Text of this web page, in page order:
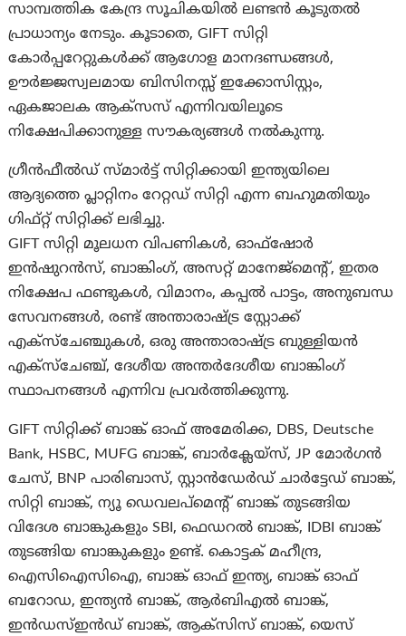
സാമ്പത്തിക കേന്ദ്ര സൂചികയിൽ ലണ്ടൻ കൂടുതൽ
പ്രാധാന്യം നേടും. കൂടാതെ, GIFT സിറ്റി
കോർപ്പറേറ്റുകൾക്ക് ആഗോള മാനദണ്ഡങ്ങൾ,
ഊർജ്ജസ്വലമായ ബിസിനസ്സ് ഇക്കോസിസ്റ്റം,
ഏകജാലക ആക്സസ് എന്നിവയിലൂടെ
നിക്ഷേപിക്കാനുള്ള സൗകര്യങ്ങൾ നൽകുന്നു.
ഗ്രീൻഫീൽഡ് സ്മാർട്ട് സിറ്റിക്കായി ഇന്ത്യയിലെ
ആദ്യത്തെ പ്ലാറ്റിനം റേറ്റഡ് സിറ്റി എന്ന ബഹുമതിയും
ഗിഫ്റ്റ് സിറ്റിക്ക് ലഭിച്ചു.
GIFT സിറ്റി മൂലധന വിപണികൾ, ഓഫ്‌ഷോർ
ഇൻഷുറൻസ്, ബാങ്കിംഗ്, അസറ്റ് മാനേജ്‌മെൻ്റ്, ഇതര
നിക്ഷേപ ഫണ്ടുകൾ, വിമാനം, കപ്പൽ പാട്ടം, അനുബന്ധ
സേവനങ്ങൾ, രണ്ട് അന്താരാഷ്ട്ര സ്റ്റോക്ക്
എക്‌സ്‌ചേഞ്ചുകൾ, ഒരു അന്താരാഷ്ട്ര ബുള്ളിയൻ
എക്‌സ്‌ചേഞ്ച്, ദേശീയ അന്തർദേശീയ ബാങ്കിംഗ്
സ്ഥാപനങ്ങൾ എന്നിവ പ്രവർത്തിക്കുന്നു.
GIFT സിറ്റിക്ക് ബാങ്ക് ഓഫ് അമേരിക്ക, DBS, Deutsche
Bank, HSBC, MUFG ബാങ്ക്, ബാർക്ലേയ്‌സ്, JP മോർഗൻ
ചേസ്, BNP പാരിബാസ്, സ്റ്റാൻഡേർഡ് ചാർട്ടേഡ് ബാങ്ക്,
സിറ്റി ബാങ്ക്, ന്യൂ ഡെവലപ്‌മെൻ്റ് ബാങ്ക് തുടങ്ങിയ
വിദേശ ബാങ്കുകളും SBI, ഫെഡറൽ ബാങ്ക്, IDBI ബാങ്ക്
തുടങ്ങിയ ബാങ്കുകളും ഉണ്ട്. കൊട്ടക് മഹീന്ദ്ര,
ഐസിഐസിഐ, ബാങ്ക് ഓഫ് ഇന്ത്യ, ബാങ്ക് ഓഫ്
ബറോഡ, ഇന്ത്യൻ ബാങ്ക്, ആർബിഎൽ ബാങ്ക്,
ഇൻഡസ്ഇൻഡ് ബാങ്ക്, ആക്‌സിസ് ബാങ്ക്, യെസ്